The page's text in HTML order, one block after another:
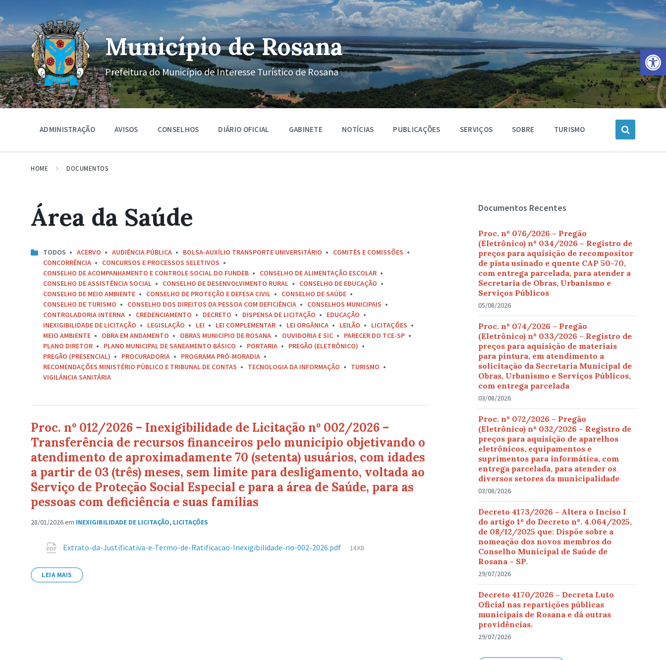
Barra de Ferramentas Aberta
o
conteúdo
a
navegação
principal
o
rodapé
Município de Rosana
Prefeitura do Município de Interesse Turístico de Rosana
ADMINISTRAÇÃO AVISOS CONSELHOS DIÁRIO OFICIAL GABINETE NOTÍCIAS PUBLICAÇÕES SERVIÇOS SOBRE TURISMO
HOME DOCUMENTOS
Área da Saúde
TODOS ACERVO AUDIÊNCIA PÚBLICA BOLSA-AUXÍLIO TRANSPORTE UNIVERSITÁRIO
COMITÊS E COMISSÕES
CONCORRÊNCIA
CONCURSOS E PROCESSOS SELETIVOS
CONSELHO DE ACOMPANHAMENTO E CONTROLE SOCIAL DO FUNDEB
CONSELHO DE ALIMENTAÇÃO ESCOLAR
CONSELHO DE ASSISTÊNCIA SOCIAL
CONSELHO DE DESENVOLVIMENTO RURAL
CONSELHO DE EDUCAÇÃO
CONSELHO DE MEIO AMBIENTE
CONSELHO DE PROTEÇÃO E DEFESA CIVIL
CONSELHO DE SAÚDE
CONSELHO DE TURISMO
CONSELHO DOS DIREITOS DA PESSOA COM DEFICIÊNCIA
CONSELHOS MUNICIPAIS
CONTROLADORIA INTERNA
CREDENCIAMENTO DECRETO DISPENSA DE LICITAÇÃO
EDUCAÇÃO
INEXIGIBILIDADE DE LICITAÇÃO
LEGISLAÇÃO LEI LEI COMPLEMENTAR LEI ORGÂNICA LEILÃO
LICITAÇÕES
MEIO AMBIENTE
OBRA EM ANDAMENTO OBRAS MUNICIPIO DE ROSANA OUVIDORIA E SIC
PARECER DO TCE-SP
PLANO DIRETOR
PLANO MUNICIPAL DE SANEAMENTO BÁSICO PORTARIA
PREGÃO (ELETRÔNICO)
PREGÃO (PRESENCIAL)
PROCURADORIA
PROGRAMA PRÓ-MORADIA
RECOMENDAÇÕES MINISTÉRIO PÚBLICO E TRIBUNAL DE CONTAS
TECNOLOGIA DA INFORMAÇÃO
TURISMO
VIGILÂNCIA SANITÁRIA
Proc. nº 012/2026 – Inexigibilidade de Licitação nº 002/2026 –
Transferência de recursos financeiros pelo município objetivando o
atendimento de aproximadamente 70 (setenta) usuários, com idades
a partir de 03 (três) meses, sem limite para desligamento, voltada ao
Serviço de Proteção Social Especial e para a área de Saúde, para as
pessoas com deficiência e suas famílias
28/01/2026em INEXIGIBILIDADE DE LICITAÇÃO, LICITAÇÕES
AnexosExtrato-da-Justificativa-e-Termo-de-Ratificacao-Inexigibilidade-no-002-2026.pdf
Tamanho
14 KB
LEIA MAIS
Documentos Recentes
Proc. nº 076/2026 – Pregão
(Eletrônico) nº 034/2026 – Registro de
preços para aquisição de recompositor
de pista usinado e quente CAP 50-70,
com entrega parcelada, para atender a
Secretaria de Obras, Urbanismo e
Serviços Públicos
05/08/2026
Proc. nº 074/2026 – Pregão
(Eletrônico) nº 033/2026 – Registro de
preços para aquisição de materiais
para pintura, em atendimento a
solicitação da Secretaria Municipal de
Obras, Urbanismo e Serviços Públicos,
com entrega parcelada
03/08/2026
Proc. nº 072/2026 – Pregão
(Eletrônico) nº 032/2026 – Registro de
preços para aquisição de aparelhos
eletrônicos, equipamentos e
suprimentos para informática, com
entrega parcelada, para atender os
diversos setores da municipalidade
03/08/2026
Decreto 4173/2026 – Altera o Inciso I
do artigo 1º do Decreto nº. 4.064/2025,
de 08/12/2025 que: Dispõe sobre a
nomeação dos novos membros do
Conselho Municipal de Saúde de
Rosana – SP.
29/07/2026
Decreto 4170/2026 – Decreta Luto
Oficial nas repartições públicas
municipais de Rosana e dá outras
providências.
29/07/2026